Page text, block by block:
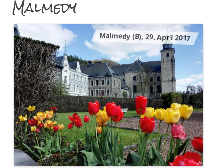
Malmedy
Malmedy (B), 29. April 2017